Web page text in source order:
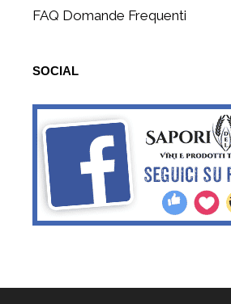
FAQ Domande Frequenti
SOCIAL